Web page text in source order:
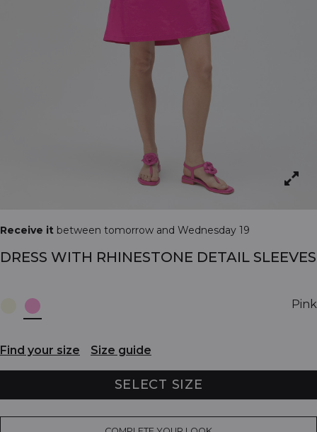
Receive it between tomorrow and Wednesday 19
DRESS WITH RHINESTONE DETAIL SLEEVES
Pink
Find your size Size guide
SELECT SIZE